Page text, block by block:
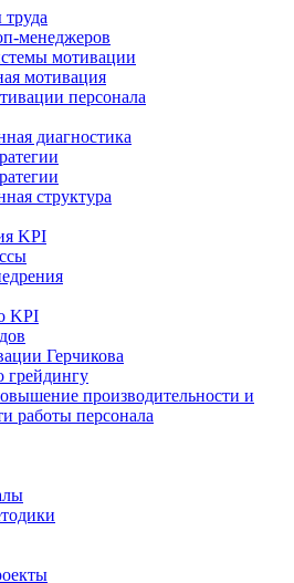
менеджеров
мотивации
мотивация
персонала
диагностика
структура
KPI
KPI
Герчикова
грейдингу
производительности и
работы персонала